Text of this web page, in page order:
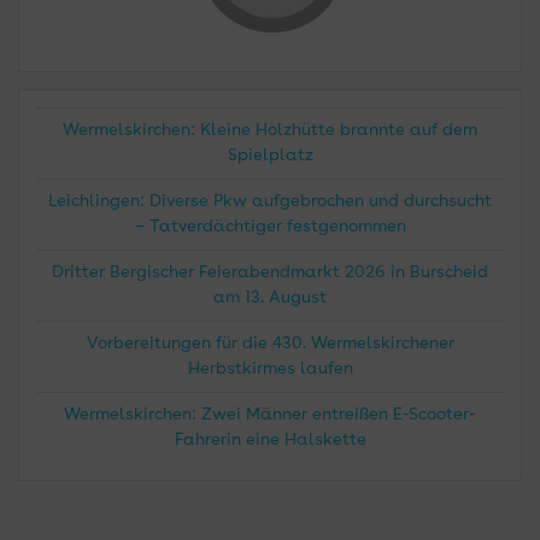
Wermelskirchen: Kleine Holzhütte brannte auf dem
Spielplatz
Leichlingen: Diverse Pkw aufgebrochen und durchsucht
– Tatverdächtiger festgenommen
Dritter Bergischer Feierabendmarkt 2026 in Burscheid
am 13. August
Vorbereitungen für die 430. Wermelskirchener
Herbstkirmes laufen
Wermelskirchen: Zwei Männer entreißen E-Scooter-
Fahrerin eine Halskette